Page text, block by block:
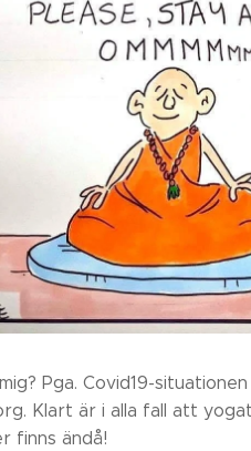
Pga. Covid19-
Klart är i alla fall att
finns ändå!